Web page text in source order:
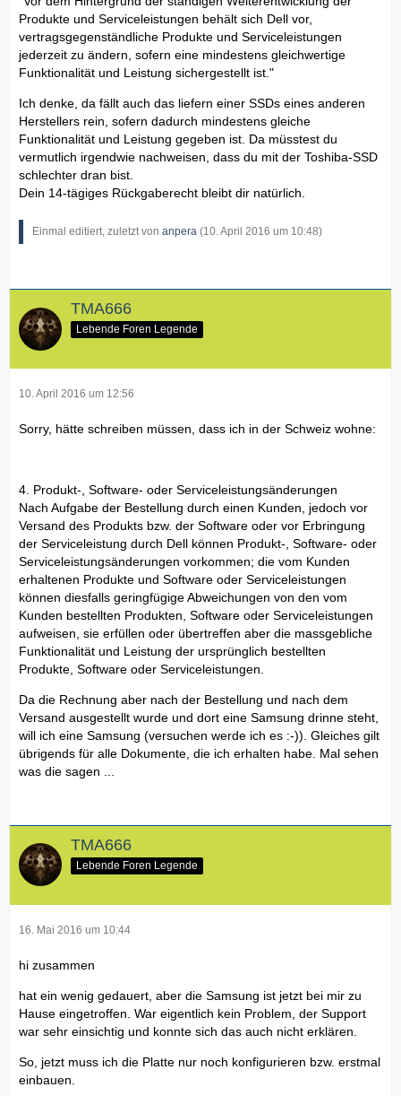
Produkte und Serviceleistungen behält sich Dell vor,
vertragsgegenständliche Produkte und Serviceleistungen
jederzeit zu ändern, sofern eine mindestens gleichwertige
Funktionalität und Leistung sichergestellt ist."
Ich denke, da fällt auch das liefern einer SSDs eines anderen
Herstellers rein, sofern dadurch mindestens gleiche
Funktionalität und Leistung gegeben ist. Da müsstest du
vermutlich irgendwie nachweisen, dass du mit der Toshiba-SSD
schlechter dran bist.
Dein 14-tägiges Rückgaberecht bleibt dir natürlich.
Einmal editiert, zuletzt von anpera (10. April 2016 um 10:48)
TMA666
Lebende Foren Legende
10. April 2016 um 12:56
Sorry, hätte schreiben müssen, dass ich in der Schweiz wohne:
4. Produkt-, Software- oder Serviceleistungsänderungen
Nach Aufgabe der Bestellung durch einen Kunden, jedoch vor
Versand des Produkts bzw. der Software oder vor Erbringung
der Serviceleistung durch Dell können Produkt-, Software- oder
Serviceleistungsänderungen vorkommen; die vom Kunden
erhaltenen Produkte und Software oder Serviceleistungen
können diesfalls geringfügige Abweichungen von den vom
Kunden bestellten Produkten, Software oder Serviceleistungen
aufweisen, sie erfüllen oder übertreffen aber die massgebliche
Funktionalität und Leistung der ursprünglich bestellten
Produkte, Software oder Serviceleistungen.
Da die Rechnung aber nach der Bestellung und nach dem
Versand ausgestellt wurde und dort eine Samsung drinne steht,
will ich eine Samsung (versuchen werde ich es :-)). Gleiches gilt
übrigends für alle Dokumente, die ich erhalten habe. Mal sehen
was die sagen ...
TMA666
Lebende Foren Legende
16. Mai 2016 um 10:44
hi zusammen
hat ein wenig gedauert, aber die Samsung ist jetzt bei mir zu
Hause eingetroffen. War eigentlich kein Problem, der Support
war sehr einsichtig und konnte sich das auch nicht erklären.
So, jetzt muss ich die Platte nur noch konfigurieren bzw. erstmal
einbauen.